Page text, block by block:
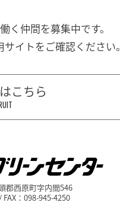
く 仲間を募集中です。
サイトをご確認ください。
こちら
郡西原町字内間546
：098-945-4250